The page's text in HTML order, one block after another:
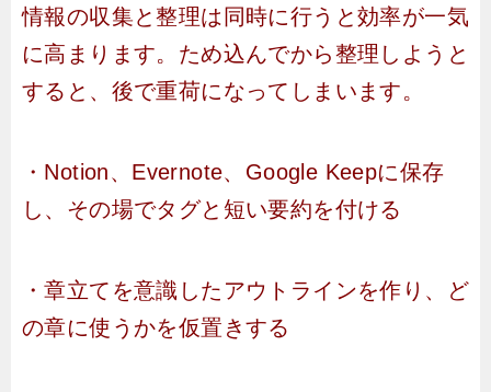
情報の収集と整理は同時に行うと効率が一気
に高まります。ため込んでから整理しようと
すると、後で重荷になってしまいます。
・Notion、Evernote、Google Keepに保存
し、その場でタグと短い要約を付ける
・章立てを意識したアウトラインを作り、ど
の章に使うかを仮置きする